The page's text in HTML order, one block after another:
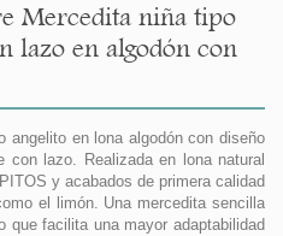
Mercedita niña tipo
lazo en algodón con
angelito en lona algodón con diseño
lazo. Realizada en lona natural
y acabados de primera calidad
el limón. Una mercedita sencilla
facilita una mayor adaptabilidad